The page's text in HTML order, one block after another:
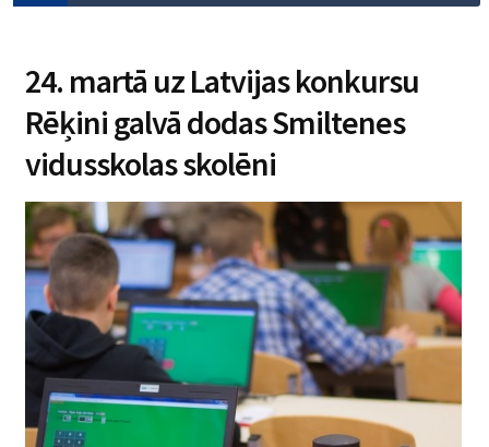
24. martā uz Latvijas konkursu
Rēķini galvā dodas Smiltenes
vidusskolas skolēni